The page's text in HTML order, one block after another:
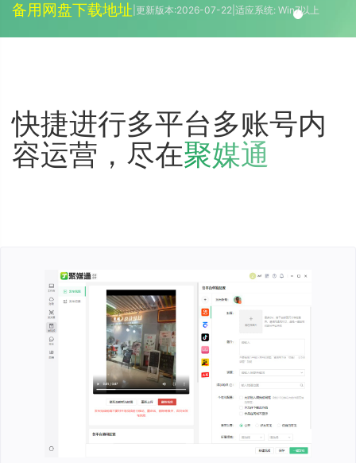
备用网盘下载地址 更新版本:2026-07-22 适应系统: Win7以上
快捷进行多平台多账号内
容运营，尽在聚媒通